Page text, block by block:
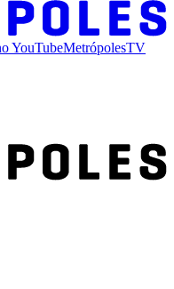
YouTubeMetrópolesTV